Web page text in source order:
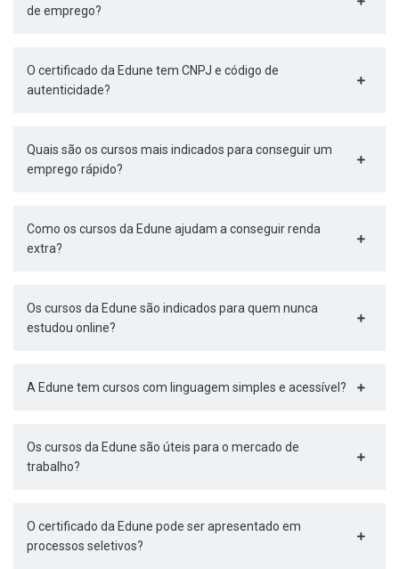
de emprego?
O certificado da Edune tem CNPJ e código de
autenticidade?
Quais são os cursos mais indicados para conseguir um
emprego rápido?
Como os cursos da Edune ajudam a conseguir renda
extra?
Os cursos da Edune são indicados para quem nunca
estudou online?
A Edune tem cursos com linguagem simples e acessível?
Os cursos da Edune são úteis para o mercado de
trabalho?
O certificado da Edune pode ser apresentado em
processos seletivos?